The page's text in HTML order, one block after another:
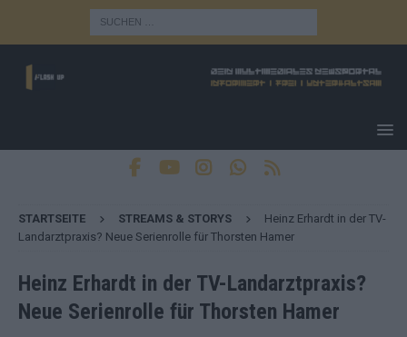
STARTSEITE STREAMS & STORYS
Heinz Erhardt in der TV-
Landarztpraxis? Neue Serienrolle für Thorsten Hamer
Heinz Erhardt in der TV-Landarztpraxis?
Neue Serienrolle für Thorsten Hamer